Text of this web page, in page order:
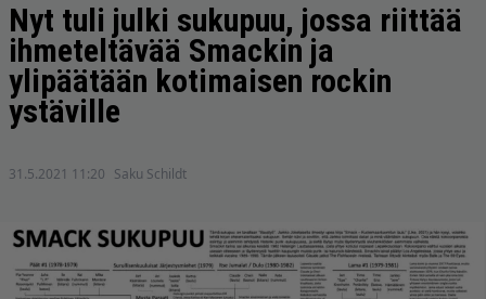
Nyt tuli julki sukupuu, jossa riittää
ihmeteltävää Smackin ja
ylipäätään kotimaisen rockin
ystäville
31.5.2021 11:20 Saku Schildt